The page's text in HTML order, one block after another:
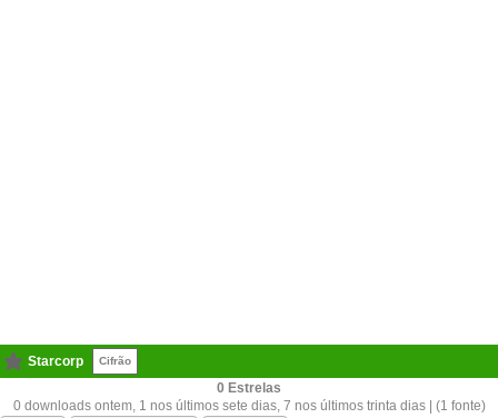
Starcorp Cifrão
0
0 downloads ontem, 1 nos últimos sete dias, 7 nos últimos trinta dias | (1 fonte)